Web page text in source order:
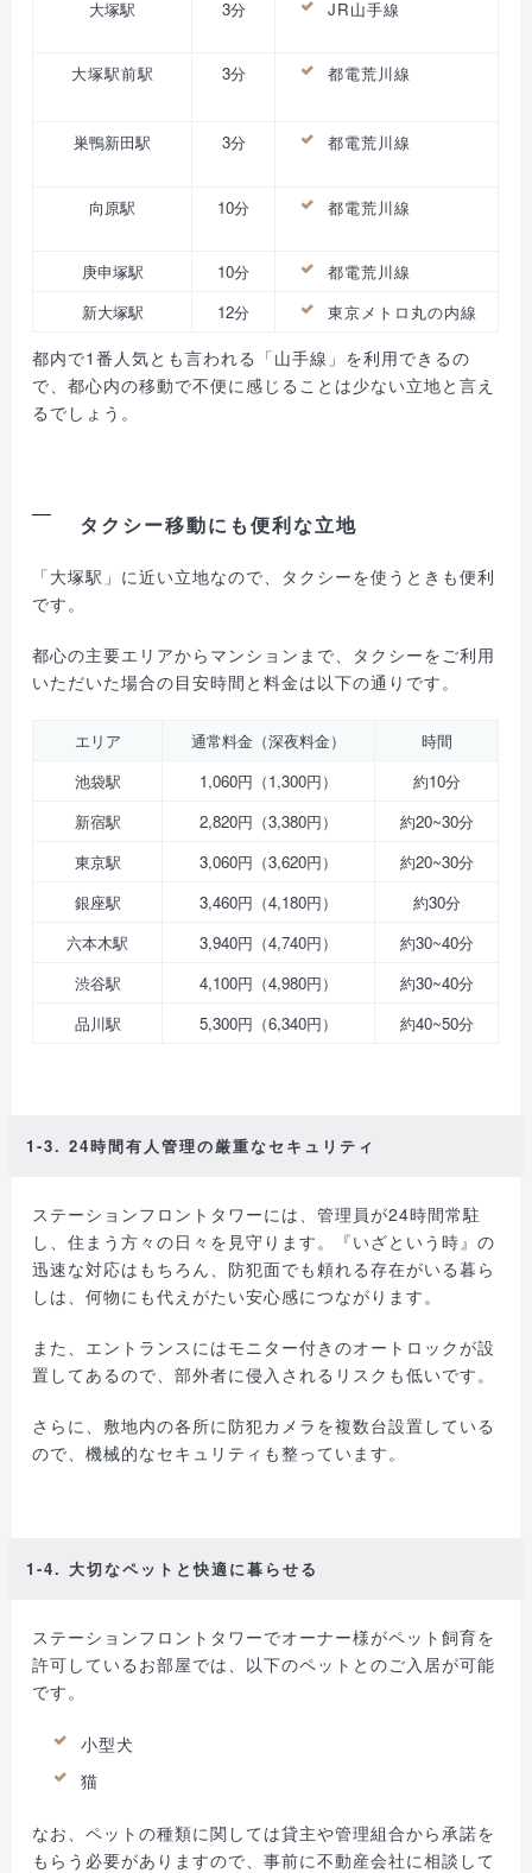
大塚駅
3分 JR山手線
大塚駅前駅 3分 都電荒川線
巣鴨新田駅 3分 都電荒川線
向原駅 10分 都電荒川線
庚申塚駅 10分
都電荒川線
新大塚駅
12分 東京メトロ丸の内線
都内で1番人気とも言われる「山手線」を利用できるの
で、都心内の移動で不便に感じることは少ない立地と言え
るでしょう。
タクシー移動にも便利な立地
「大塚駅」に近い立地なので、タクシーを使うときも便利
です。
都心の主要エリアからマンションまで、タクシーをご利用
いただいた場合の目安時間と料金は以下の通りです。
エリア 通常料金（深夜料金）
時間
池袋駅
1,060円（1,300円）
約10分
新宿駅
2,820円（3,380円）
約20~30分
東京駅
3,060円（3,620円）
約20~30分
銀座駅
3,460円（4,180円）
約30分
六本木駅
3,940円（4,740円）
約30~40分
渋谷駅
4,100円（4,980円）
約30~40分
品川駅
5,300円（6,340円） 約40~50分
1-3. 24時間有人管理の厳重なセキュリティ
ステーションフロントタワーには、管理員が24時間常駐
し、住まう方々の日々を見守ります。『いざという時』の
迅速な対応はもちろん、防犯面でも頼れる存在がいる暮ら
しは、何物にも代えがたい安心感につながります。
また、エントランスにはモニター付きのオートロックが設
置してあるので、部外者に侵入されるリスクも低いです。
さらに、敷地内の各所に防犯カメラを複数台設置している
ので、機械的なセキュリティも整っています。
1-4. 大切なペットと快適に暮らせる
ステーションフロントタワーでオーナー様がペット飼育を
許可しているお部屋では、以下のペットとのご入居が可能
です。
小型犬
猫
なお、ペットの種類に関しては貸主や管理組合から承諾を
もらう必要がありますので、事前に不動産会社に相談して